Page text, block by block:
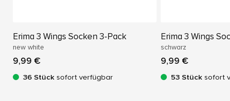
Erima 3 Wings Socken 3-Pack
new white
9,99 €
36 Stück sofort verfügbar
Erima 3 Wings
schwarz
9,99 €
53 Stück sofort